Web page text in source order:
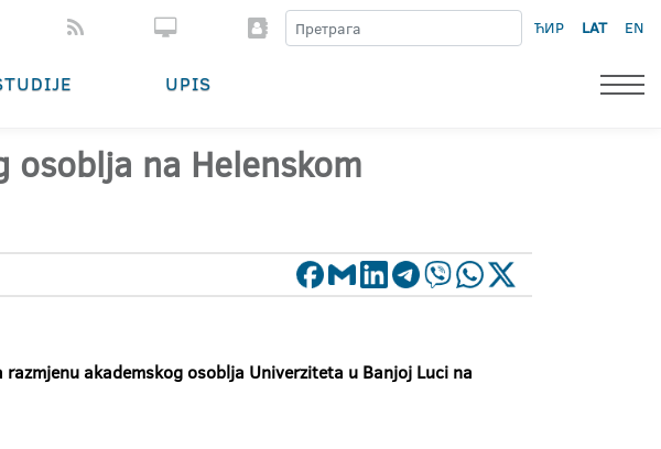
ЋИР LAT EN
UPIS
osoblja na Helenskom
razmjenuakademskog osoblja Univerziteta u Banjoj Luci na